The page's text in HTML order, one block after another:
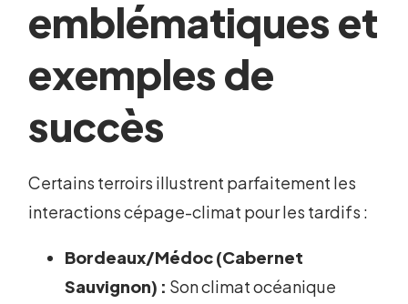
emblématiques et
exemples de
succès
Certains terroirs illustrent parfaitement les
interactions cépage-climat pour les tardifs :
Bordeaux/Médoc (Cabernet
Sauvignon) : Son climat océanique